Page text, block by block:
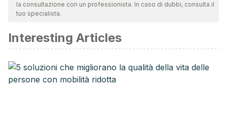
validità. La bibliografia di questo articolo è stata considerata
Rouviere, H., & Delmas, A. (2005). Anatomia del Higado. In
Anatomia Humana Descriptiva, Topografica y Funcional.
Fundación Norteamericana de Riñón y Urología. (2001). Los
Riñones y su Funcionamiento. Fundación Norteamericana
la consultazione con un professionista. In caso di dubbi, consulta il
tuo specialista.
Interesting Articles